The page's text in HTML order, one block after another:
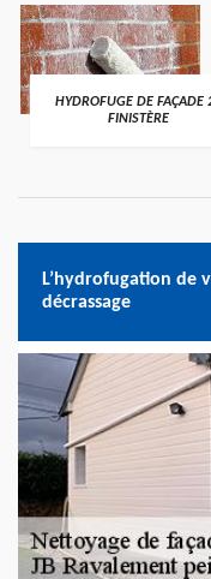
HYDROFUGE DE FAÇADE
FINISTÈRE
L’hydrofugation de
décrassage